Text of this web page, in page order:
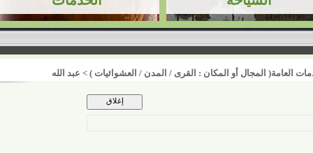
المجال أو المكان : القرى / المدن / العشوائيات )>عبد الله